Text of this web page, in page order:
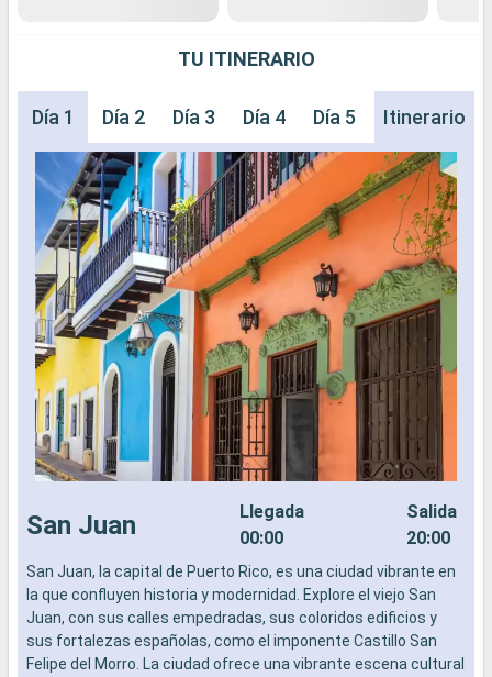
TU ITINERARIO
Día 1 Día 2 Día 3 Día 4 Día 5 Día 6 Día
Itinerario
San Juan
Llegada
00:00
Salida
20:00
San Juan, la capital de Puerto Rico, es una ciudad vibrante en
la que confluyen historia y modernidad. Explore el viejo San
Juan, con sus calles empedradas, sus coloridos edificios y
sus fortalezas españolas, como el imponente Castillo San
Felipe del Morro. La ciudad ofrece una vibrante escena cultural